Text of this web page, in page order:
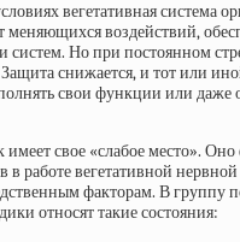
вегетативная система
меняющихся воздействий,
систем. Но при постоянном
снижается, и тот или
свои функции или даже
свое «слабое место». Оно
в работе вегетативной
факторам. В группу
относят такие состояния: